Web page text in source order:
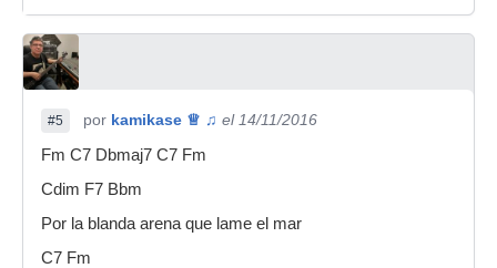
#5 por kamikase ♕ ♫ el 14/11/2016
Fm C7 Dbmaj7 C7 Fm
Cdim F7 Bbm
Por la blanda arena que lame el mar
C7 Fm